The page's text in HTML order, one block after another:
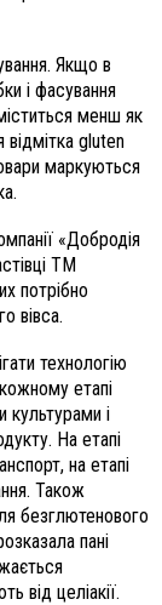
Якщо в
і фасування
менш як
відмітка gluten
маркуються
«Добродія
ТМ
потрібно
вівса.
технологію
етапі
культурами і
На етапі
на етапі
Також
безглютенового
пані
від целіакії.